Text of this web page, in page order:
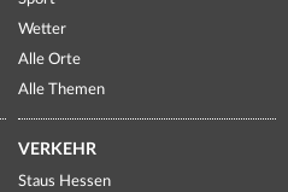
Wetter
Alle Orte
Alle Themen
VERKEHR
Staus Hessen